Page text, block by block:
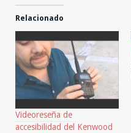
Relacionado
Videoreseña de
accesibilidad del Kenwood